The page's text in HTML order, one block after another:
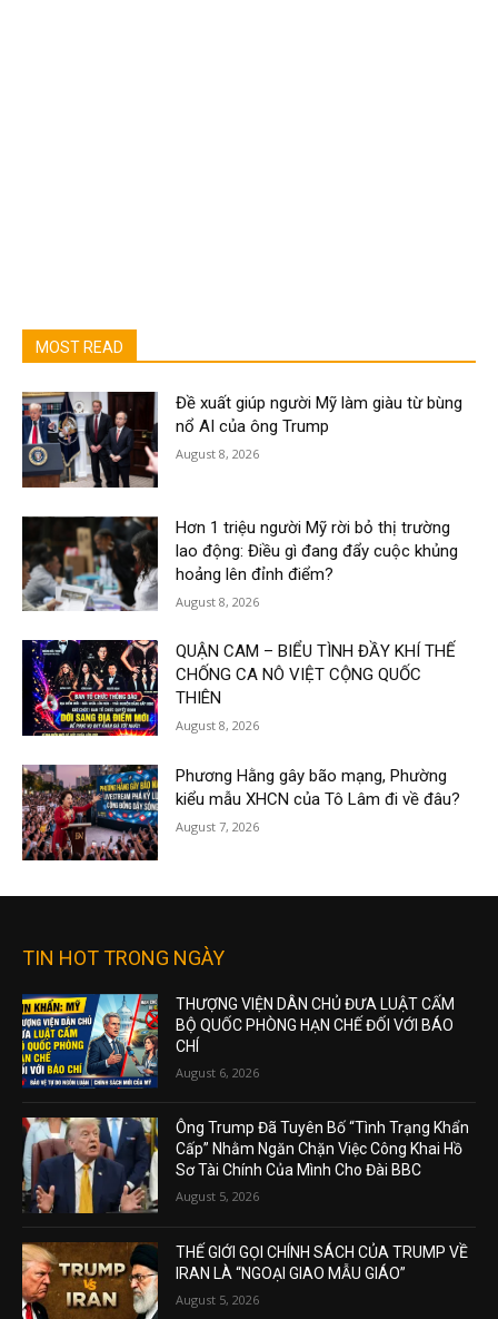
MOST READ
Đề xuất giúp người Mỹ làm giàu từ bùng
nổ AI của ông Trump
August 8, 2026
Hơn 1 triệu người Mỹ rời bỏ thị trường
lao động: Điều gì đang đẩy cuộc khủng
hoảng lên đỉnh điểm?
August 8, 2026
QUẬN CAM – BIỂU TÌNH ĐẦY KHÍ THẾ
CHỐNG CA NÔ VIỆT CỘNG QUỐC
THIÊN
August 8, 2026
Phương Hằng gây bão mạng, Phường
kiểu mẫu XHCN của Tô Lâm đi về đâu?
August 7, 2026
TIN HOT TRONG NGÀY
THƯỢNG VIỆN DÂN CHỦ ĐƯA LUẬT CẤM
BỘ QUỐC PHÒNG HẠN CHẾ ĐỐI VỚI BÁO
CHÍ
August 6, 2026
Ông Trump Đã Tuyên Bố “Tình Trạng Khẩn
Cấp” Nhằm Ngăn Chặn Việc Công Khai Hồ
Sơ Tài Chính Của Mình Cho Đài BBC
August 5, 2026
THẾ GIỚI GỌI CHÍNH SÁCH CỦA TRUMP VỀ
IRAN LÀ “NGOẠI GIAO MẪU GIÁO”
August 5, 2026